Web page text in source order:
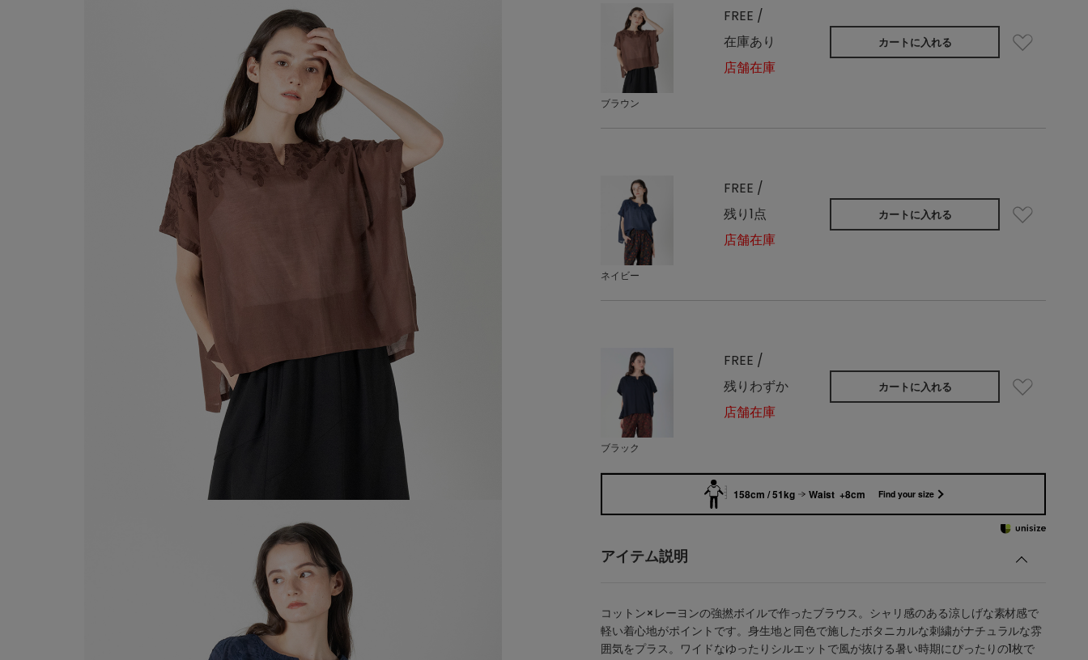
ブラウン
FREE /
在庫あり
店舗在庫
カートに入れる
ネイビー
FREE /
残り1点
店舗在庫
カートに入れる
ブラック
FREE /
残りわずか
店舗在庫
カートに入れる
158cm / 51kg Waist +8cm Find your size
アイテム説明
コットン×レーヨンの強撚ボイルで作ったブラウス。シャリ感のある涼しげな素材感で
軽い着心地がポイントです。身生地と同色で施したボタニカルな刺繍がナチュラルな雰
囲気をプラス。ワイドなゆったりシルエットで風が抜ける暑い時期にぴったりの1枚で